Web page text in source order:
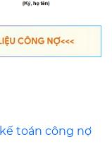
toán công nợ